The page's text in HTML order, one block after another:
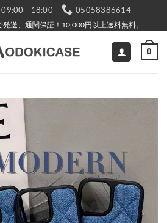
09:00 - 18:00 05058386614
送、通関保証！10,000円以上送料無料。
0